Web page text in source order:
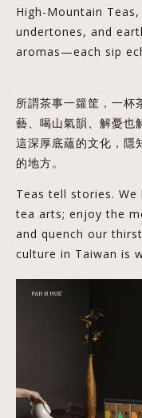
High-Mountain
undertones, and
aromas—each sip
所謂茶事一籮筐，一杯
藝、喝山氣韻、解憂也
這深厚底蘊的文化，隱
的地方。
Teas tell stories.
tea arts; enjoy the
and quench our
culture in Taiwan is